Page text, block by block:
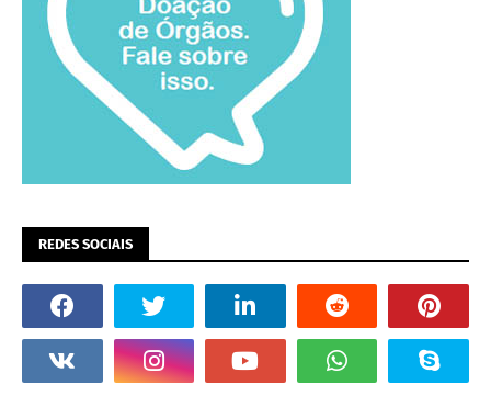
REDES SOCIAIS